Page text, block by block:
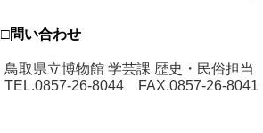
□問い合わせ
鳥取県立博物館 学芸課 歴史・民俗担当
TEL.0857-26-8044 FAX.0857-26-8041